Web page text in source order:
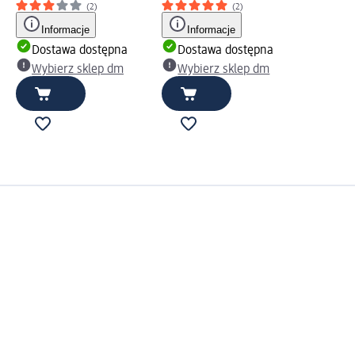
(2)
Informacje
Dostawa dostępna
Wybierz sklep dm
(2)
Informacje
Dostawa dostępna
Wybierz sklep dm